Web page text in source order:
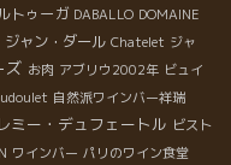
トゥーガ DABALLO DOMAINE
ジャン・ダール Chatelet ジャ
ズ お肉 アブリウ2002年 ビュイ
自然派ワインバー祥瑞
レミー・デュフェートル ビスト
ワインバー パリのワイン食堂